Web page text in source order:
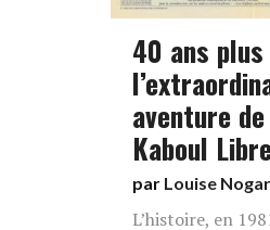
40 ans
aventure
Kaboul
par Louise
L’histoire, en